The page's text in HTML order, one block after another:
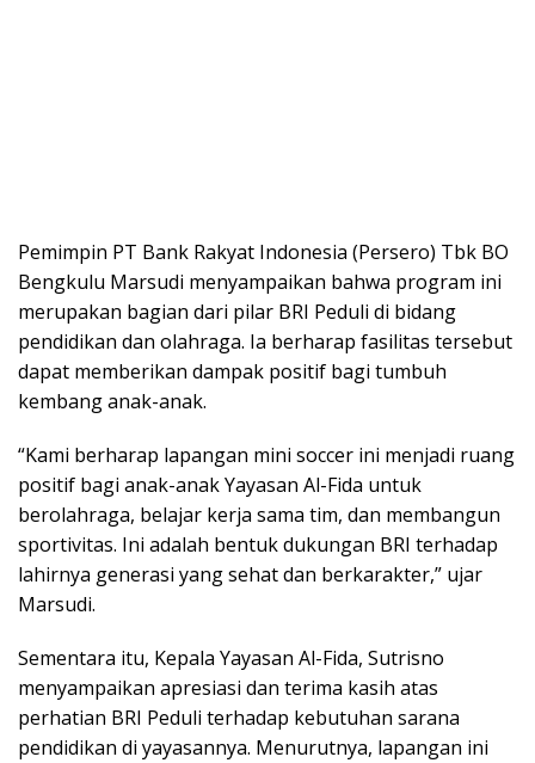
Pemimpin PT Bank Rakyat Indonesia (Persero) Tbk BO
Bengkulu Marsudi menyampaikan bahwa program ini
merupakan bagian dari pilar BRI Peduli di bidang
pendidikan dan olahraga. Ia berharap fasilitas tersebut
dapat memberikan dampak positif bagi tumbuh
kembang anak-anak.
“Kami berharap lapangan mini soccer ini menjadi ruang
positif bagi anak-anak Yayasan Al-Fida untuk
berolahraga, belajar kerja sama tim, dan membangun
sportivitas. Ini adalah bentuk dukungan BRI terhadap
lahirnya generasi yang sehat dan berkarakter,” ujar
Marsudi.
Sementara itu, Kepala Yayasan Al-Fida, Sutrisno
menyampaikan apresiasi dan terima kasih atas
perhatian BRI Peduli terhadap kebutuhan sarana
pendidikan di yayasannya. Menurutnya, lapangan ini